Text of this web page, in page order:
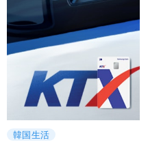
韓国生活